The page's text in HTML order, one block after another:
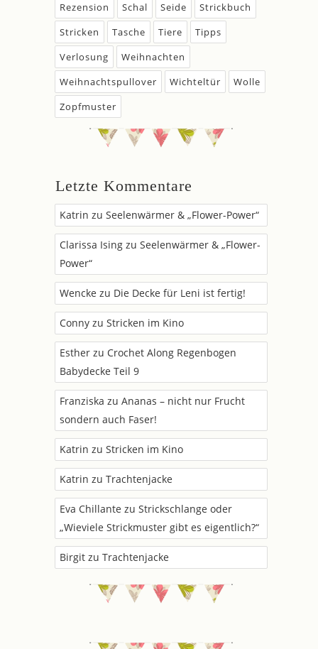
Rezension
Schal Seide
Strickbuch
Stricken
Tasche Tiere
Tipps
Verlosung
Weihnachten
Weihnachtspullover
Wichteltür
Wolle
Zopfmuster
Letzte Kommentare
Katrin zu Seelenwärmer & „Flower-Power“
Clarissa Ising zu Seelenwärmer & „Flower-
Power“
Wencke zu Die Decke für Leni ist fertig!
Conny zu Stricken im Kino
Esther zu Crochet Along Regenbogen
Babydecke Teil 9
Franziska zu Ananas – nicht nur Frucht
sondern auch Faser!
Katrin zu Stricken im Kino
Katrin zu Trachtenjacke
Eva Chillante zu Strickschlange oder
„Wieviele Strickmuster gibt es eigentlich?“
Birgit zu Trachtenjacke